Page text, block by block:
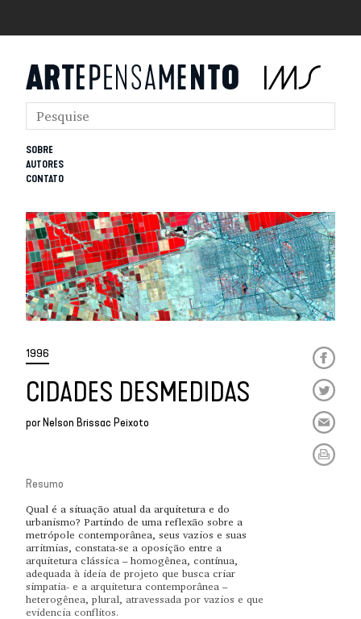
SOBRE
AUTORES
CONTATO
1996
CIDADES DESMEDIDAS
porNelson Brissac Peixoto
Resumo
Qual é a situação atual da arquitetura e do
urbanismo? Partindo de uma reflexão sobre a
metrópole contemporânea, seus vazios e suas
arritmias, constata-se a oposição entre a
arquitetura clássica – homogênea, contínua,
adequada à ideia de projeto que busca criar
simpatia- e a arquitetura contemporânea –
heterogênea, plural, atravessada por vazios e que
evidencia conflitos.